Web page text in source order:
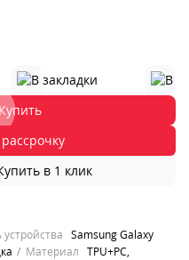
Купить
в 1 клик
Samsung Galaxy
Материал TPU+PC,